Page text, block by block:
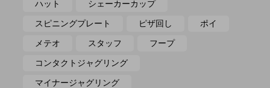
ハット シェーカーカップ
スピニングプレート ピザ回し ポイ
メテオ スタッフ フープ
コンタクトジャグリング
マイナージャグリング